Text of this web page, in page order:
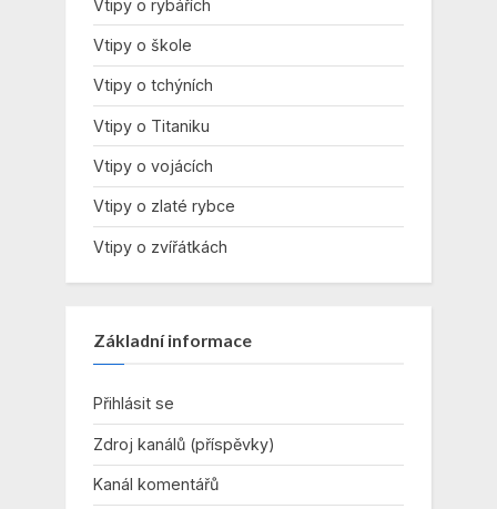
Vtipy o rybářích
Vtipy o škole
Vtipy o tchýních
Vtipy o Titaniku
Vtipy o vojácích
Vtipy o zlaté rybce
Vtipy o zvířátkách
Základní informace
Přihlásit se
Zdroj kanálů (příspěvky)
Kanál komentářů